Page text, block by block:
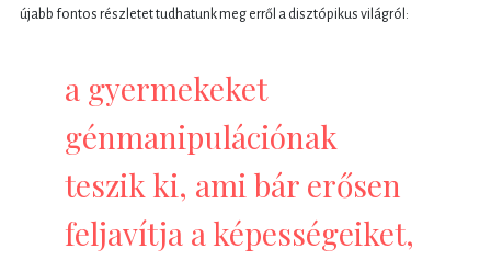
újabb fontos részletet tudhatunk meg erről a disztópikus világról:
a gyermekeket
génmanipulációnak
teszik ki, ami bár erősen
feljavítja a képességeiket,